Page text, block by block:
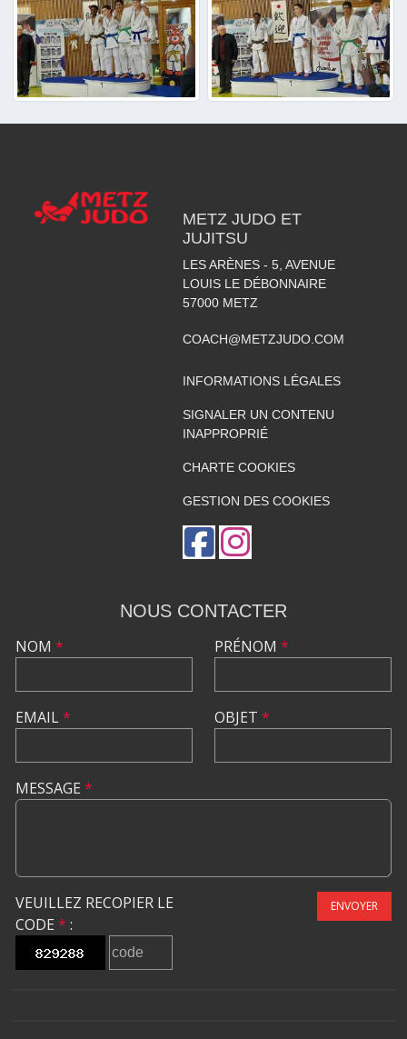
METZ JUDO ET
JUJITSU
LES ARÈNES - 5, AVENUE
LOUIS LE DÉBONNAIRE
57000 METZ
COACH@METZJUDO.COM
INFORMATIONS LÉGALES
SIGNALER UN CONTENU
INAPPROPRIÉ
CHARTE COOKIES
GESTION DES COOKIES
NOUS CONTACTER
NOM *
EMAIL*
PRÉNOM *
OBJET *
MESSAGE *
VEUILLEZ RECOPIER LE
CODE * :
ENVOYER